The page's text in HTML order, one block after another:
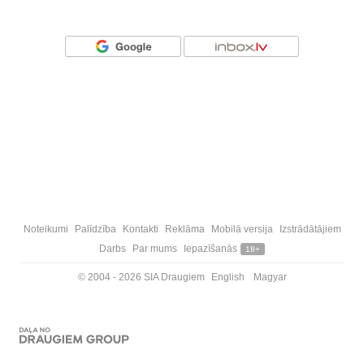
Noteikumi Palīdzība Kontakti Reklāma Mobilā versija
Izstrādātājiem
Darbs
Par mums Iepazīšanās 18+
© 2004 - 2026 SIA Draugiem English Magyar